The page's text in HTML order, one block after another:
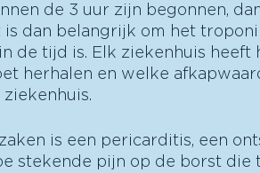
de 3 uur zijn begonnen,
is dan belangrijk om het
de tijd is. Elk ziekenhuis
herhalen en welke
is een pericarditis, een
stekende pijn op de borst